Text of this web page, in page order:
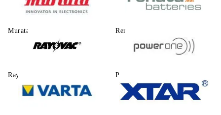
Murata Renata
Rayovac Power One